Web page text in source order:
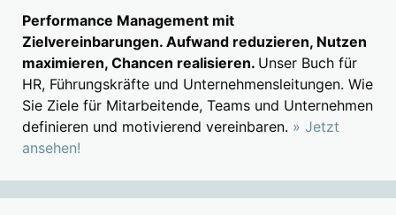
Performance Management mit
Zielvereinbarungen. Aufwand reduzieren, Nutzen
maximieren, Chancen realisieren. Unser Buch für
HR, Führungskräfte und Unternehmensleitungen. Wie
Sie Ziele für Mitarbeitende, Teams und Unternehmen
definieren und motivierend vereinbaren. » Jetzt
ansehen!